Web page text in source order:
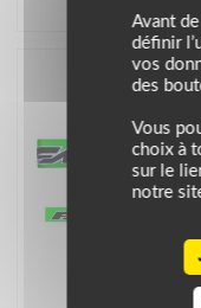
Avant
définir
vos
des
Vous
choix à
sur le
notre